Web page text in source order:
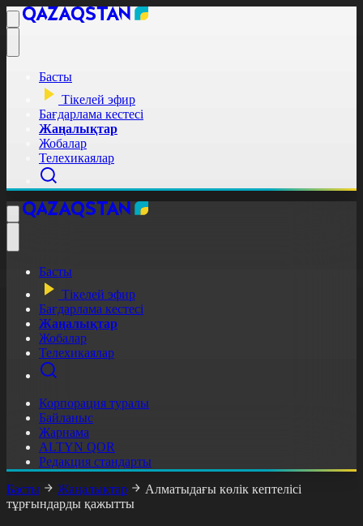
Басты
Тікелей эфир
Бағдарлама кестесі
Жаңалықтар
Жобалар
Телехикаялар
Басты
Тікелей эфир
Бағдарлама кестесі
Жаңалықтар
Жобалар
Телехикаялар
Корпорация туралы
Байланыс
Жарнама
ALTYN QOR
Редакция стандарты
Басты
Жаңалықтар
Алматыдағы көлік кептелісі
тұрғындарды қажытты